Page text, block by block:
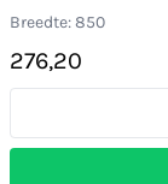
Breedte: 850
276,20